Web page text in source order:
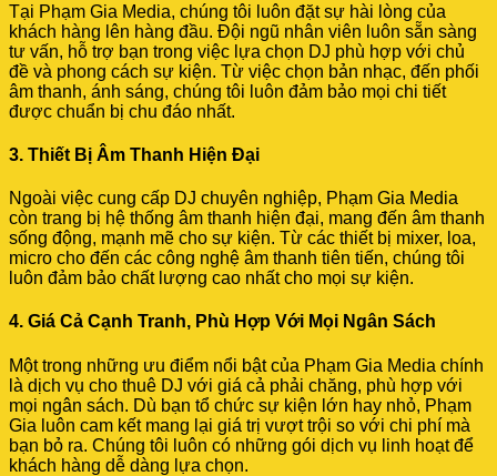
Tại Phạm Gia Media, chúng tôi luôn đặt sự hài lòng của
khách hàng lên hàng đầu. Đội ngũ nhân viên luôn sẵn sàng
tư vấn, hỗ trợ bạn trong việc lựa chọn DJ phù hợp với chủ
đề và phong cách sự kiện. Từ việc chọn bản nhạc, đến phối
âm thanh, ánh sáng, chúng tôi luôn đảm bảo mọi chi tiết
được chuẩn bị chu đáo nhất.
3. Thiết Bị Âm Thanh Hiện Đại
Ngoài việc cung cấp DJ chuyên nghiệp, Phạm Gia Media
còn trang bị hệ thống âm thanh hiện đại, mang đến âm thanh
sống động, mạnh mẽ cho sự kiện. Từ các thiết bị mixer, loa,
micro cho đến các công nghệ âm thanh tiên tiến, chúng tôi
luôn đảm bảo chất lượng cao nhất cho mọi sự kiện.
4. Giá Cả Cạnh Tranh, Phù Hợp Với Mọi Ngân Sách
Một trong những ưu điểm nổi bật của Phạm Gia Media chính
là dịch vụ cho thuê DJ với giá cả phải chăng, phù hợp với
mọi ngân sách. Dù bạn tổ chức sự kiện lớn hay nhỏ, Phạm
Gia luôn cam kết mang lại giá trị vượt trội so với chi phí mà
bạn bỏ ra. Chúng tôi luôn có những gói dịch vụ linh hoạt để
khách hàng dễ dàng lựa chọn.